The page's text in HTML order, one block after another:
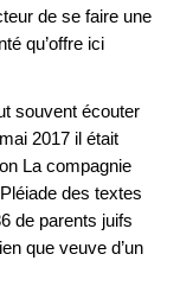
de se faire une
qu’offre ici
souvent écouter
2017 il était
La compagnie
des textes
de parents juifs
que veuve d’un